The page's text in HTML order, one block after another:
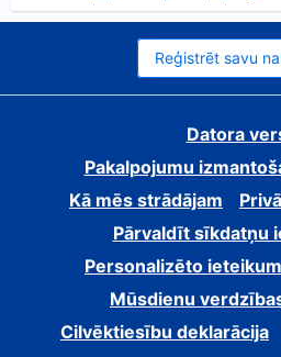
Reģistrēt savu
Datora
Pakalpojumu
Kā mēs strādājam
Pārvaldīt sīkdatņu
Personalizēto
Mūsdienu
Cilvēktiesību deklarācija